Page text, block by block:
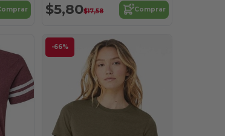
$5,80$17,58 Comprar
-66%